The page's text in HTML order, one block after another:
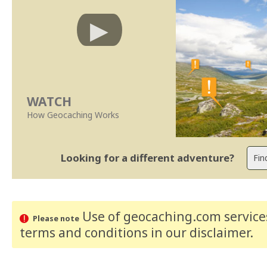
WATCH
How Geocaching Works
Looking for a different adventure?
Please noteUse of geocaching.com
terms and conditions in our disclaimer.